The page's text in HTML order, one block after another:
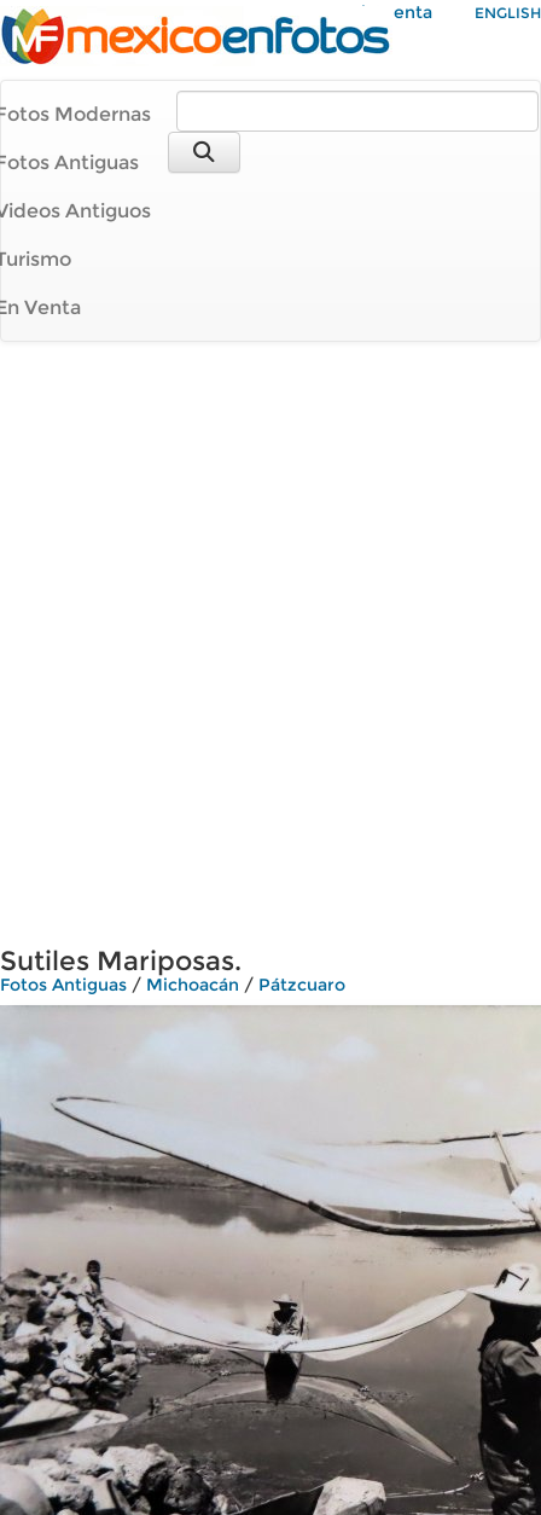
Mi Cuenta ENGLISH
Modernas
Antiguas
Antiguos
Venta
Sutiles Mariposas.
Fotos Antiguas / Michoacán / Pátzcuaro